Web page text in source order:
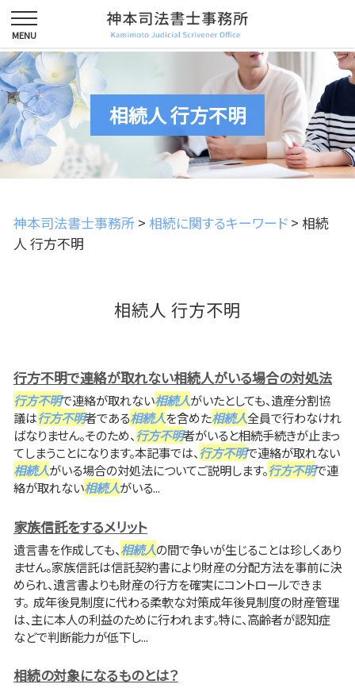
相続人 行方不明
神本司法書士事務所 > 相続に関するキーワード > 相続
人 行方不明
相続人 行方不明
行方不明で連絡が取れない相続人がいる場合の対処法
行方不明で連絡が取れない相続人がいたとしても、遺産分割協
議は行方不明者である相続人を含めた相続人全員で行わなけれ
ばなりません。そのため、行方不明者がいると相続手続きが止まっ
てしまうことになります。本記事では、行方不明で連絡が取れない
相続人がいる場合の対処法についてご説明します。行方不明で連
絡が取れない相続人がいる...
家族信託をするメリット
遺言書を作成しても、相続人の間で争いが生じることは珍しくあり
ません。家族信託は信託契約書により財産の分配方法を事前に決
められ、遺言書よりも財産の行方を確実にコントロールできま
す。 成年後見制度に代わる柔軟な対策成年後見制度の財産管理
は、主に本人の利益のために行われます。特に、高齢者が認知症
などで判断能力が低下し...
相続の対象になるものとは？